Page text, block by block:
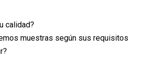
calidad?
muestras según sus requisitos